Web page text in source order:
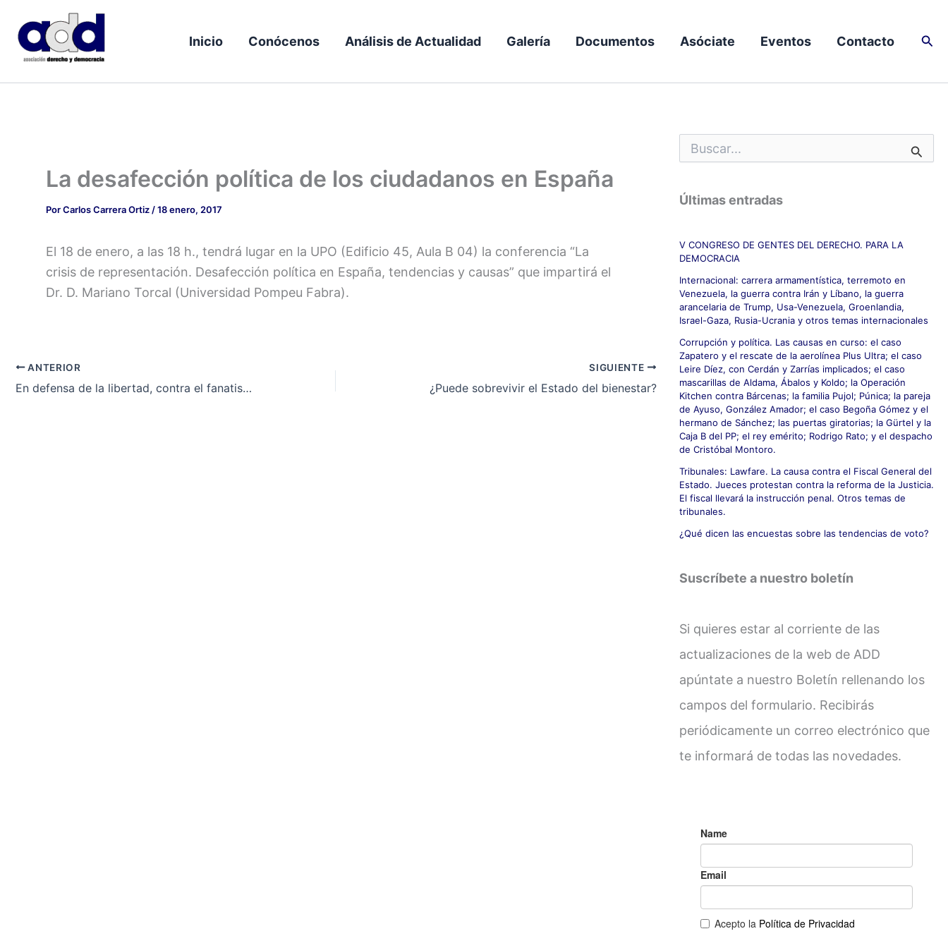
contenido
Inicio Conócenos Análisis de Actualidad Galería Documentos Asóciate Eventos Contacto
La desafección política de los ciudadanos en España
PorCarlos Carrera Ortiz /18 enero, 2017
El 18 de enero, a las 18 h., tendrá lugar en la UPO (Edificio 45, Aula B 04) la conferencia “La
crisis de representación. Desafección política en España, tendencias y causas” que impartirá el
Dr. D. Mariano Torcal (Universidad Pompeu Fabra).
ANTERIOR
En defensa de la libertad, contra el fanatismo y la intolerancia
SIGUIENTE
¿Puede sobrevivir el Estado del bienestar?
u
c
a
o
r
:
Últimas entradas
V CONGRESO DE GENTES DEL DERECHO. PARA LA
DEMOCRACIA
Internacional: carrera armamentística, terremoto en
Venezuela, la guerra contra Irán y Líbano, la guerra
arancelaria de Trump, Usa-Venezuela, Groenlandia,
Israel-Gaza, Rusia-Ucrania y otros temas internacionales
Corrupción y política. Las causas en curso: el caso
Zapatero y el rescate de la aerolínea Plus Ultra; el caso
Leire Díez, con Cerdán y Zarrías implicados; el caso
mascarillas de Aldama, Ábalos y Koldo; la Operación
Kitchen contra Bárcenas; la familia Pujol; Púnica; la pareja
de Ayuso, González Amador; el caso Begoña Gómez y el
hermano de Sánchez; las puertas giratorias; la Gürtel y la
Caja B del PP; el rey emérito; Rodrigo Rato; y el despacho
de Cristóbal Montoro.
Tribunales: Lawfare. La causa contra el Fiscal General del
Estado. Jueces protestan contra la reforma de la Justicia.
El fiscal llevará la instrucción penal. Otros temas de
tribunales.
¿Qué dicen las encuestas sobre las tendencias de voto?
Suscríbete a nuestro boletín
Si quieres estar al corriente de las
actualizaciones de la web de ADD
apúntate a nuestro Boletín rellenando los
campos del formulario. Recibirás
periódicamente un correo electrónico que
te informará de todas las novedades.